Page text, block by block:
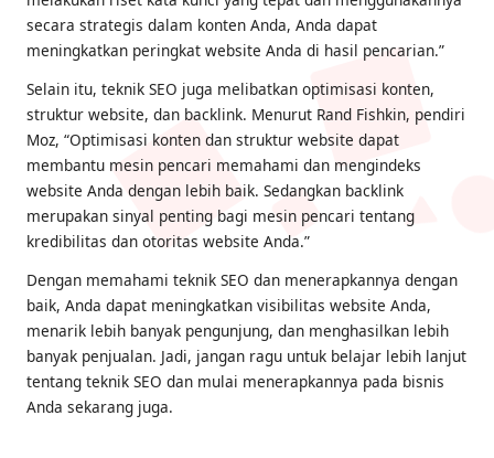
secara strategis dalam konten Anda, Anda dapat
meningkatkan peringkat website Anda di hasil pencarian.”
Selain itu, teknik SEO juga melibatkan optimisasi konten,
struktur website, dan backlink. Menurut Rand Fishkin, pendiri
Moz, “Optimisasi konten dan struktur website dapat
membantu mesin pencari memahami dan mengindeks
website Anda dengan lebih baik. Sedangkan backlink
merupakan sinyal penting bagi mesin pencari tentang
kredibilitas dan otoritas website Anda.”
Dengan memahami teknik SEO dan menerapkannya dengan
baik, Anda dapat meningkatkan visibilitas website Anda,
menarik lebih banyak pengunjung, dan menghasilkan lebih
banyak penjualan. Jadi, jangan ragu untuk belajar lebih lanjut
tentang teknik SEO dan mulai menerapkannya pada bisnis
Anda sekarang juga.